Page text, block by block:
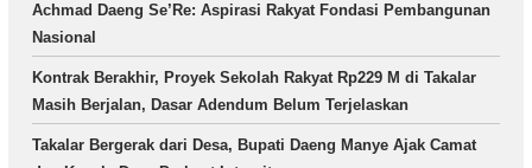
Achmad Daeng Se’Re: Aspirasi Rakyat Fondasi Pembangunan
Nasional
Kontrak Berakhir, Proyek Sekolah Rakyat Rp229 M di Takalar
Masih Berjalan, Dasar Adendum Belum Terjelaskan
Takalar Bergerak dari Desa, Bupati Daeng Manye Ajak Camat